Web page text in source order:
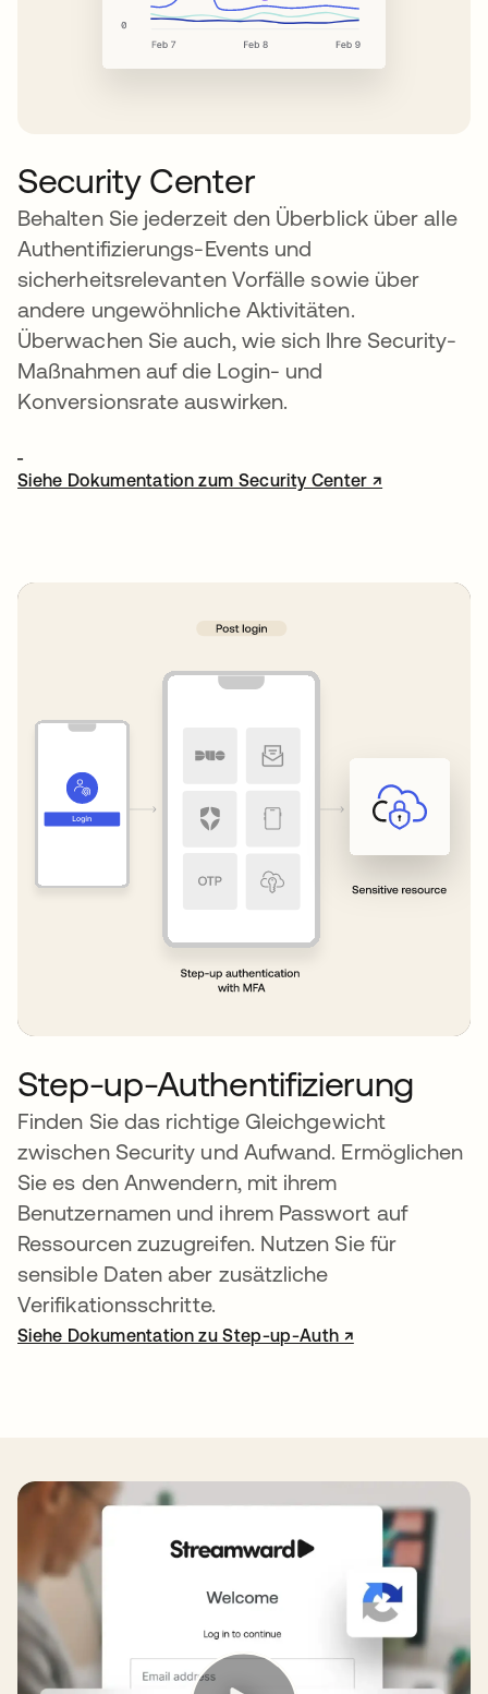
Security Center
Behalten Sie jederzeit den Überblick über alle
Authentifizierungs-Events und
sicherheitsrelevanten Vorfälle sowie über
andere ungewöhnliche Aktivitäten.
Überwachen Sie auch, wie sich Ihre Security-
Maßnahmen auf die Login- und
Konversionsrate auswirken.
Siehe Dokumentation zum Security Center ↗
wird in einer neuen Registerkarte
Step-up-Authentifizierung
Finden Sie das richtige Gleichgewicht
zwischen Security und Aufwand. Ermöglichen
Sie es den Anwendern, mit ihrem
Benutzernamen und ihrem Passwort auf
Ressourcen zuzugreifen. Nutzen Sie für
sensible Daten aber zusätzliche
Verifikationsschritte.
Siehe Dokumentation zu Step-up-Auth ↗
wird in einer neuen Registerkarte